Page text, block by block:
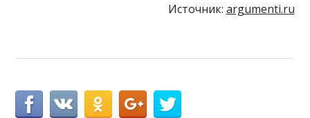
Источник: argumenti.ru